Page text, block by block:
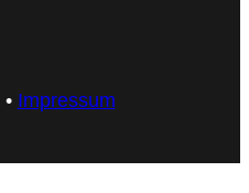
• Impressum